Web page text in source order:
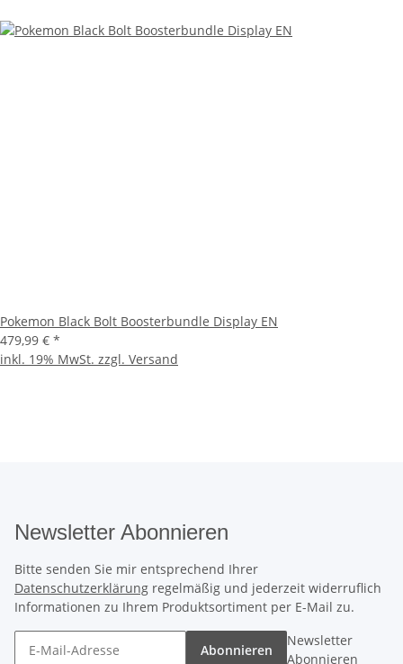
Pokemon Black Bolt Boosterbundle Display EN
479,99 € *
inkl. 19% MwSt. zzgl. Versand
Newsletter Abonnieren
Bitte senden Sie mir entsprechend Ihrer
Datenschutzerklärung regelmäßig und jederzeit widerruflich
Informationen zu Ihrem Produktsortiment per E-Mail zu.
Abonnieren
Newsletter
Abonnieren